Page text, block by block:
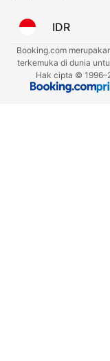
IDR
Booking.com
terkemuka di dunia
Hak cipta ©